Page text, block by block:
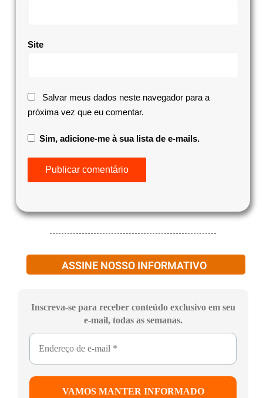
Site
Salvar meus dados neste navegador para a
próxima vez que eu comentar.
Sim, adicione-me à sua lista de e-mails.
ASSINE NOSSO INFORMATIVO
Inscreva-se para receber conteúdo exclusivo em seu
e-mail, todas as semanas.